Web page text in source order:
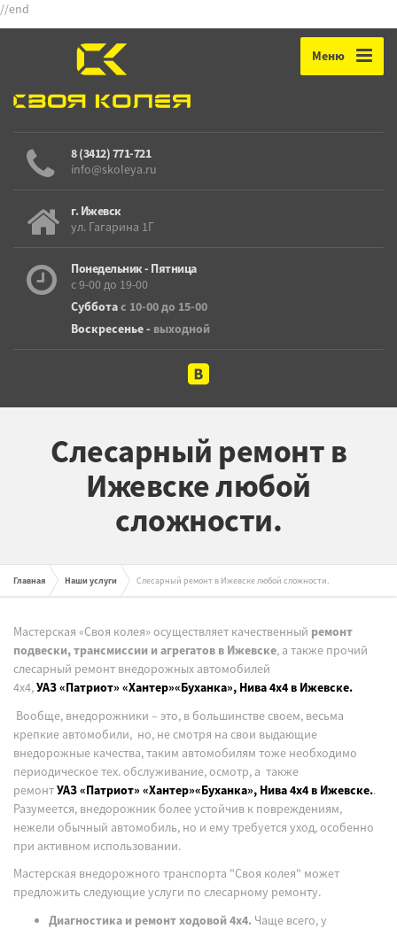
//end
Меню
8 (3412) 771-721
info@skoleya.ru
г. Ижевск
ул. Гагарина 1Г
Понедельник - Пятница
с 9-00 до 19-00
Субботас 10-00 до 15-00
Воскресенье - выходной
Слесарный ремонт в
Ижевске любой
сложности.
Главная Наши услуги Слесарный ремонт в Ижевске любой сложности.
Мастерская «Своя колея» осуществляет качественный ремонт
подвески, трансмиссии и агрегатов в Ижевске, а также прочий
слесарный ремонт внедорожных автомобилей
4х4,УАЗ«Патриот» «Хантер»«Буханка», Нива 4х4 в Ижевске.
Вообще, внедорожники – это, в большинстве своем, весьма
крепкие автомобили, но, не смотря на свои выдающие
внедорожные качества, таким автомобилям тоже необходимо
периодическое тех. обслуживание, осмотр, а также
ремонтУАЗ«Патриот» «Хантер»«Буханка», Нива 4х4 в Ижевске..
Разумеется, внедорожник более устойчив к повреждениям,
нежели обычный автомобиль, но и ему требуется уход, особенно
при активном использовании.
Мастерская внедорожного транспорта "Своя колея" может
предложить следующие услуги по слесарному ремонту.
Диагностика и ремонт ходовой 4х4. Чаще всего, у